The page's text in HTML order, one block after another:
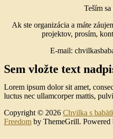
Teším
Ak ste organizácia a máte
projektov, prosím,
E-mail:
Sem vložte text
Lorem ipsum dolor sit amet,
luctus nec ullamcorper mattis,
Copyright © 2026 Chvilka s
Freedom by ThemeGrill. Powered